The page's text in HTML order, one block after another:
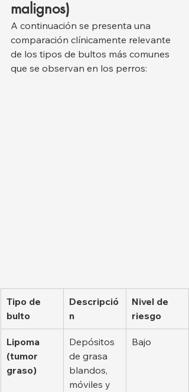
malignos)
A continuación se presenta una
comparación clínicamente relevante
de los tipos de bultos más comunes
que se observan en los perros:
Tipo de
bulto
Descripció
n
Nivel de
riesgo
Lipoma
(tumor
graso)
Depósitos
de grasa
blandos,
móviles y
Bajo